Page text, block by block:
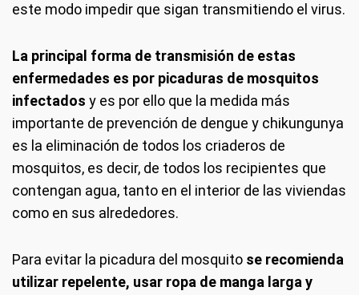
este modo impedir que sigan transmitiendo el virus.
La principal forma de transmisión de estas
enfermedades es por picaduras de mosquitos
infectados y es por ello que la medida más
importante de prevención de dengue y chikungunya
es la eliminación de todos los criaderos de
mosquitos, es decir, de todos los recipientes que
contengan agua, tanto en el interior de las viviendas
como en sus alrededores.
Para evitar la picadura del mosquito se recomienda
utilizar repelente, usar ropa de manga larga y